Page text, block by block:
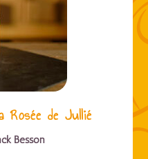
Rosée de Jullié
Besson